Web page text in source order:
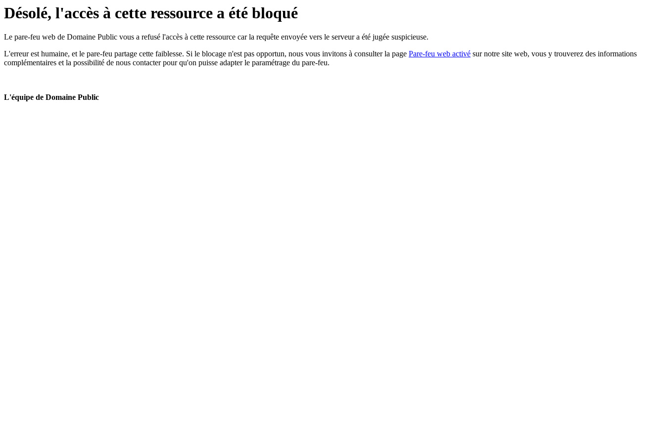
Désolé, l'accès à cette ressource a été bloqué
Le pare-feu web de Domaine Public vous a refusé l'accès à cette ressource car la requête envoyée vers le serveur a été jugée suspicieuse.
L'erreur est humaine, et le pare-feu partage cette faiblesse. Si le blocage n'est pas opportun, nous vous invitons à consulter la page Pare-feu web activé sur notre site web, vous y trouverez des informations
complémentaires et la possibilité de nous contacter pour qu'on puisse adapter le paramétrage du pare-feu.
L'équipe de Domaine Public